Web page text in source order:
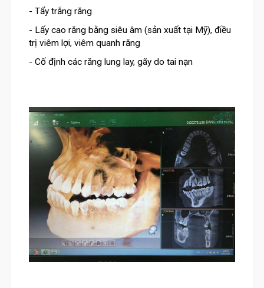
- Tẩy trắng răng
- Lấy cao răng bằng siêu âm (sản xuất tại Mỹ), điều
trị viêm lợi, viêm quanh răng
- Cố định các răng lung lay, gãy do tai nạn